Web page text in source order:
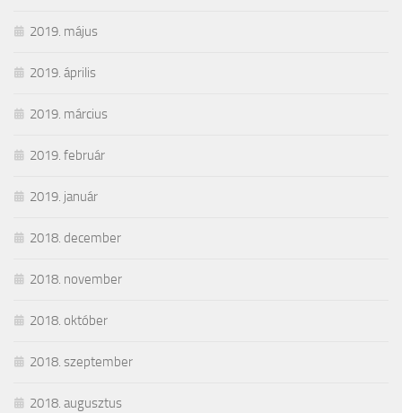
2019. május
2019. április
2019. március
2019. február
2019. január
2018. december
2018. november
2018. október
2018. szeptember
2018. augusztus